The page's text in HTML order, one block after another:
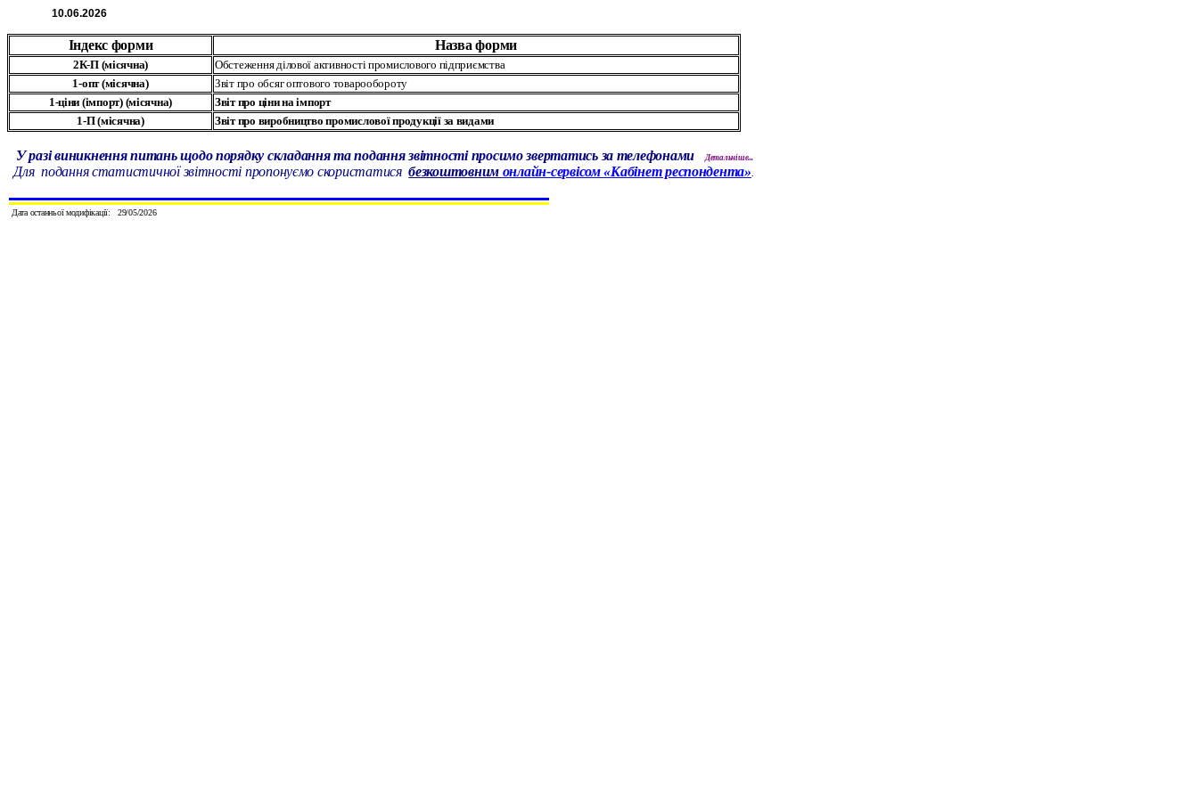
10.06.2026
Індекс форми Назва форми
2К-П(місячна)
Обстеження ділової активності промислового підприємства
1-опт(місячна)
Звіт про обсяг оптового товарообороту
1-ціни (імпорт) (місячна)
Звіт про ціни на імпорт
1-П(місячна) Звіт про виробництво промислової продукції за видами
У разі виникнення питань щодо порядку складання та подання звітності просимо звертатись за телефонами Детальніше...
Для подання статистичної звітності пропонуємо скористатися безкоштовним онлайн-сервісом «Кабінет респондента».
Дата останньої модифікації: 29/05/2026